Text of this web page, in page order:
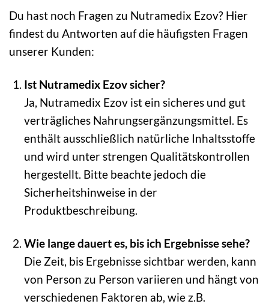
Du hast noch Fragen zu Nutramedix Ezov? Hier
findest du Antworten auf die häufigsten Fragen
unserer Kunden:
Ist Nutramedix Ezov sicher?
Ja, Nutramedix Ezov ist ein sicheres und gut
verträgliches Nahrungsergänzungsmittel. Es
enthält ausschließlich natürliche Inhaltsstoffe
und wird unter strengen Qualitätskontrollen
hergestellt. Bitte beachte jedoch die
Sicherheitshinweise in der
Produktbeschreibung.
Wie lange dauert es, bis ich Ergebnisse sehe?
Die Zeit, bis Ergebnisse sichtbar werden, kann
von Person zu Person variieren und hängt von
verschiedenen Faktoren ab, wie z.B.